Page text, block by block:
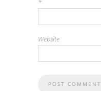
*
Website